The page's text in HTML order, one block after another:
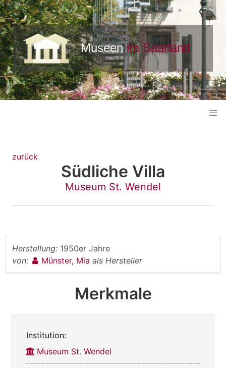
zurück
Südliche Villa
Museum St. Wendel
Herstellung: 1950er Jahre
von:
Münster, Mia als Hersteller
Merkmale
Institution:
Museum St. Wendel